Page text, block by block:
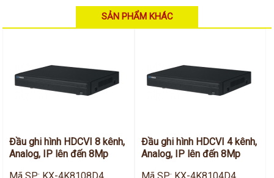
SẢN PHẨM KHÁC
Đầu ghi hình HDCVI 8 kênh,
Analog, IP lên đến 8Mp
Đầu ghi hình HDCVI 4 kênh,
Analog, IP lên đến 8Mp